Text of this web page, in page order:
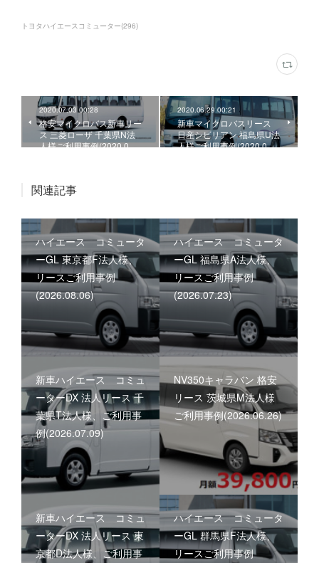
トヨタハイエースコミューター(296)
2020.07.03 00:28
格安マイクロバス新車リー
ス 三菱ローザ 千葉県N法
人様ご利用事例(2020.0…
2020.06.29 00:21
新車マイクロバスリース
日産シビリアン 福島県U法
人様ご利用事例(2020.0…
関連記事
ハイエース コミュータ
ーGL 東京都F法人様、
リースご利用事例
(2026.08.06)
ハイエース コミュータ
ーGL 福島県A法人様、
リースご利用事例
(2026.07.23)
新車ハイエース コミュ
ーターDX 法人リース 千
葉県T法人様、ご利用事
例(2026.07.09)
NV350キャラバン 格安
リース 茨城県M法人様
ご利用事例(2026.06.26)
新車ハイエース コミュ
ーターDX 法人リース 東
京都D法人様、ご利用事
ハイエース コミュータ
ーGL 群馬県F法人様、
リースご利用事例